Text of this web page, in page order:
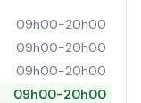
09h00-20h00
09h00-20h00
09h00-20h00
09h00-20h00